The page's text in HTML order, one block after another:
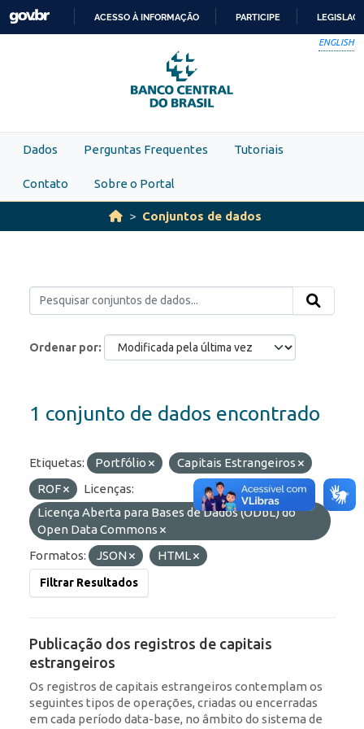
Skip to main content
PARA
O
CONTEÚDO
ACESSO À INFORMAÇÃO PARTICIPE
ENGLISH
Dados Perguntas Frequentes Tutoriais
Contato Sobre o Portal
Conjuntos de dados
Ordenar por
1 conjunto de dados encontrado
Etiquetas: Portfólio
Capitais Estrangeiros
ROF
Licenças:
Licença Aberta para Bases de Dados (ODbL) do
Open Data Commons
Formatos:
JSON HTML
Filtrar Resultados
Publicação dos registros de capitais
estrangeiros
Os registros de capitais estrangeiros contemplam os
seguintes tipos de operações, criadas ou encerradas
em cada período data-base, no âmbito do sistema de